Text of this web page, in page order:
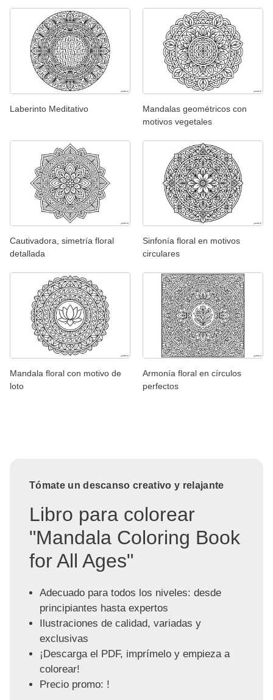
Laberinto Meditativo
Mandalas geométricos con
motivos vegetales
Cautivadora, simetría floral
detallada
Sinfonía floral en motivos
circulares
Mandala floral con motivo de
loto
Armonía floral en círculos
perfectos
Tómate un descanso creativo y relajante
Libro para colorear
"Mandala Coloring Book
for All Ages"
Adecuado para todos los niveles: desde
principiantes hasta expertos
Ilustraciones de calidad, variadas y
exclusivas
¡Descarga el PDF, imprímelo y empieza a
colorear!
Precio promo: !